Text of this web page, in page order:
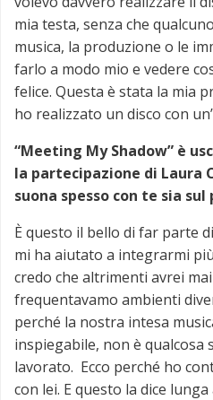
mia testa, senza che
musica, la produzione o le
farlo a modo mio e vedere
felice. Questa è stata la mia
ho realizzato un disco con
“Meeting My Shadow” è
la partecipazione di Laura
suona spesso con te sia
È questo il bello di far parte
mi ha aiutato a integrarmi
credo che altrimenti avrei
frequentavamo ambienti
perché la nostra intesa
inspiegabile, non è qualcosa
lavorato. Ecco perché ho
con lei. E questo la dice